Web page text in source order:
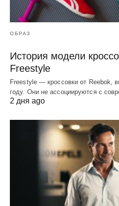
ОБРАЗ
История модели
Freestyle
Freestyle — кроссовки от Reebok,
году. Они не ассоциируются с
2 дня ago